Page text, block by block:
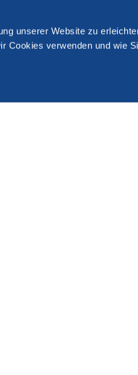
unserer Website zu
Cookies verwenden und wie